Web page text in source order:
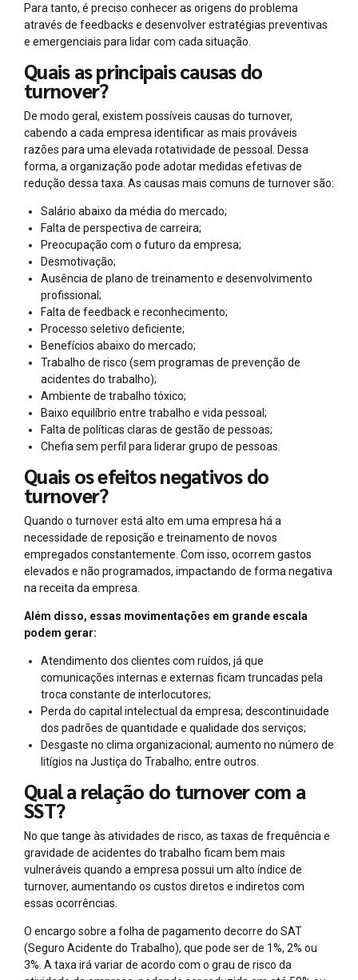
Para tanto, é preciso conhecer as origens do problema
através de feedbacks e desenvolver estratégias preventivas
e emergenciais para lidar com cada situação.
Quais as principais causas do
turnover?
De modo geral, existem possíveis causas do turnover,
cabendo a cada empresa identificar as mais prováveis
razões para uma elevada rotatividade de pessoal. Dessa
forma, a organização pode adotar medidas efetivas de
redução dessa taxa. As causas mais comuns de turnover são:
Salário abaixo da média do mercado;
Falta de perspectiva de carreira;
Preocupação com o futuro da empresa;
Desmotivação;
Ausência de plano de treinamento e desenvolvimento
profissional;
Falta de feedback e reconhecimento;
Processo seletivo deficiente;
Benefícios abaixo do mercado;
Trabalho de risco (sem programas de prevenção de
acidentes do trabalho);
Ambiente de trabalho tóxico;
Baixo equilíbrio entre trabalho e vida pessoal;
Falta de políticas claras de gestão de pessoas;
Chefia sem perfil para liderar grupo de pessoas.
Quais os efeitos negativos do
turnover?
Quando o turnover está alto em uma empresa há a
necessidade de reposição e treinamento de novos
empregados constantemente. Com isso, ocorrem gastos
elevados e não programados, impactando de forma negativa
na receita da empresa.
Além disso, essas movimentações em grande escala
podem gerar:
Atendimento dos clientes com ruídos, já que
comunicações internas e externas ficam truncadas pela
troca constante de interlocutores;
Perda do capital intelectual da empresa; descontinuidade
dos padrões de quantidade e qualidade dos serviços;
Desgaste no clima organizacional; aumento no número de
litígios na Justiça do Trabalho; entre outros.
Qual a relação do turnover com a
SST?
No que tange às atividades de risco, as taxas de frequência e
gravidade de acidentes do trabalho ficam bem mais
vulneráveis quando a empresa possui um alto índice de
turnover, aumentando os custos diretos e indiretos com
essas ocorrências.
O encargo sobre a folha de pagamento decorre do SAT
(Seguro Acidente do Trabalho), que pode ser de 1%, 2% ou
3%. A taxa irá variar de acordo com o grau de risco da